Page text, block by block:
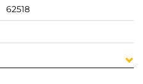
62518